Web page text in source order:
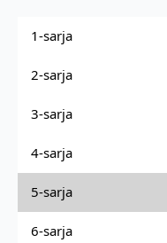
1-sarja
2-sarja
3-sarja
4-sarja
5-sarja
6-sarja